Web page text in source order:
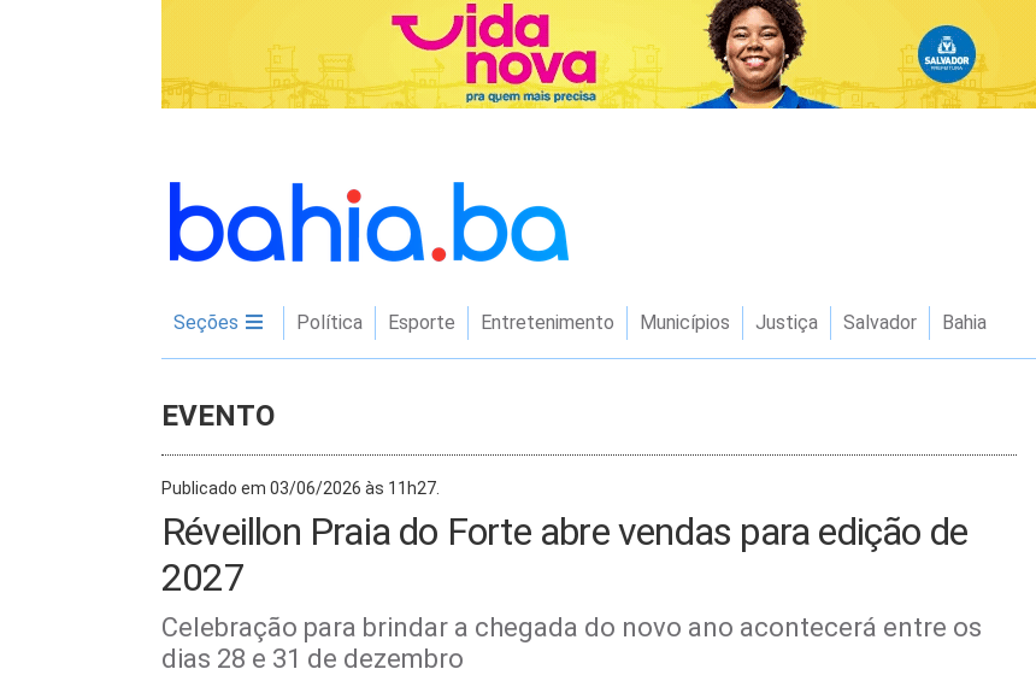
Seções Política Esporte Entretenimento Municípios Justiça Salvador Bahia
EVENTO
Publicado em 03/06/2026 às 11h27.
Réveillon Praia do Forte abre vendas para edição de
2027
Celebração para brindar a chegada do novo ano acontecerá entre os
dias 28 e 31 de dezembro